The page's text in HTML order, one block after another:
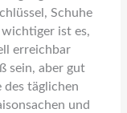
Schuhe
ist es,
erreichbar
sein, aber gut
täglichen
und